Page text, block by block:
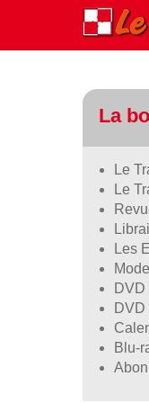
La
Le
Le
Les
Blu-